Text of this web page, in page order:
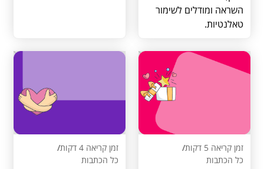
השראה ומודלים לשימור
טאלנטיות.
זמן קריאה 5 דקות
/
כל הכתבות
זמן קריאה 4 דקות
/
כל הכתבות